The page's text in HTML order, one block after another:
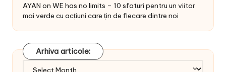
AYAN on WE has no limits – 10 sfaturi pentru un viitor
mai verde cu acțiuni care țin de fiecare dintre noi
Arhiva articole: